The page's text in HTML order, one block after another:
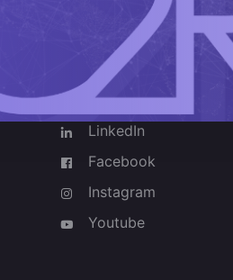
Redes sociais
LinkedIn
Facebook
Instagram
Youtube